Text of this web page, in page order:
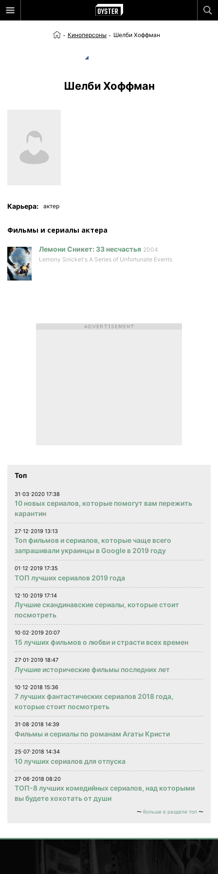
Киноперсоны Шелби Хоффман
Шелби Хоффман
Карьера: актер
Фильмы и сериалы актера
Лемони Сникет: 33 несчастья 2004
Lemony Snicket's A Series of Unfortunate Events
Топ
31⋅03⋅2020 17:38
10 новых сериалов, которые помогут вам пережить
карантин
27⋅12⋅2019 13:13
Топ фильмов и сериалов, которые чаще всего
запрашивали украинцы в Google в 2019 году
01⋅12⋅2019 17:35
ТОП лучших сериалов 2019 года
12⋅10⋅2019 17:14
Лучшие скандинавские сериалы, которые стоит
посмотреть
10⋅02⋅2019 20:07
15 лучших фильмов о любви и страсти всех времен
27⋅01⋅2019 18:47
Лучшие исторические фильмы последних лет
10⋅12⋅2018 15:36
7 лучших фантастических сериалов 2018 года,
которые стоит посмотреть
31⋅08⋅2018 14:39
Фильмы и сериалы по романам Агаты Кристи
25⋅07⋅2018 14:34
10 лучших сериалов для отпуска
27⋅06⋅2018 08:20
ТОП-8 лучших комедийных сериалов, над которыми
вы будете хохотать от души
больше в разделе топ